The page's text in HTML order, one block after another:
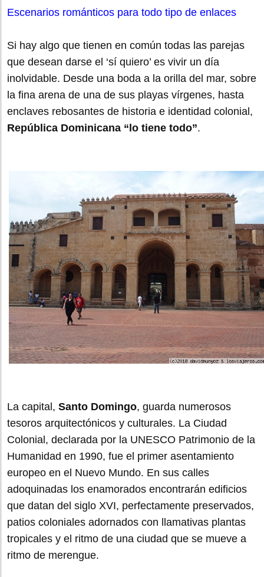
Escenarios románticos para todo tipo de enlaces
Si hay algo que tienen en común todas las parejas
que desean darse el ‘sí quiero’ es vivir un día
inolvidable. Desde una boda a la orilla del mar, sobre
la fina arena de una de sus playas vírgenes, hasta
enclaves rebosantes de historia e identidad colonial,
República Dominicana “lo tiene todo”.
La capital, Santo Domingo, guarda numerosos
tesoros arquitectónicos y culturales. La Ciudad
Colonial, declarada por la UNESCO Patrimonio de la
Humanidad en 1990, fue el primer asentamiento
europeo en el Nuevo Mundo. En sus calles
adoquinadas los enamorados encontrarán edificios
que datan del siglo XVI, perfectamente preservados,
patios coloniales adornados con llamativas plantas
tropicales y el ritmo de una ciudad que se mueve a
ritmo de merengue.